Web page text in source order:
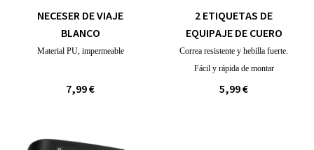
NECESER DE VIAJE
BLANCO
Material PU, impermeable
7,99 €
2 ETIQUETAS DE
EQUIPAJE DE CUERO
Correa resistente y hebilla fuerte.
Fácil y rápida de montar
5,99 €